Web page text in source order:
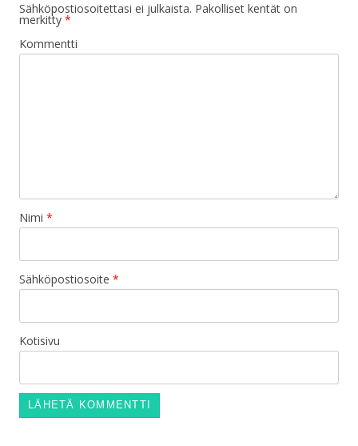
Sähköpostiosoitettasi ei julkaista. Pakolliset kentät on
merkitty *
Kommentti
Nimi *
Sähköpostiosoite *
Kotisivu